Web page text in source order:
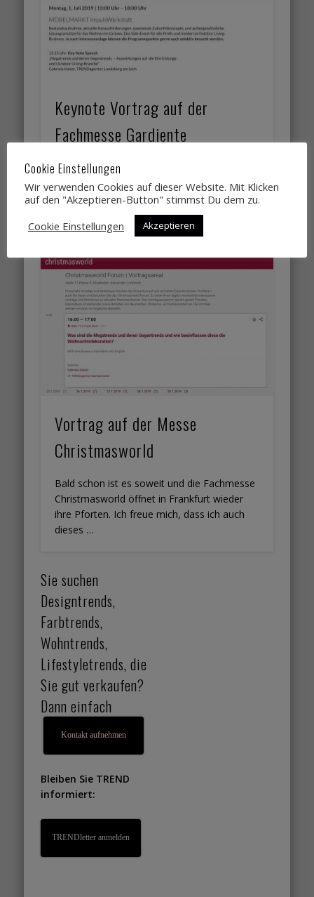
Keynote Vortrag auf der
Fachmesse Gardiente
Ich freue mich sehr, dieses Jahr auf der
Gardiente in der MÖBELMARKT
ImpulsWerkstatt am 1. Juli den Keynote
Vortrag mit Thema „Megatrends …
Vortrag auf der Messe
Christmasworld
Bald schon ist es soweit und die Fachmesse
Christmasworld öffnet in Frankfurt wieder
ihre Pforten. Ich freue mich, dass ich auch
dieses …
Sie suchen
Designtrends,
Farbtrends,
Wohntrends,
Lifestyletrends, die
Sie gut verkaufen?
Dann einfach
Kontakt aufnehmen
Bleiben Sie TREND
informiert:
TRENDletter anmelden
Cookie Einstellungen
Wir verwenden Cookies auf dieser Website. Mit Klicken
auf den "Akzeptieren-Button" stimmst Du dem zu.
Cookie Einstellungen
Akzeptieren